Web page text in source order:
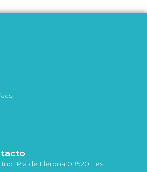
Ind. Pla de Llerona 08520 Les